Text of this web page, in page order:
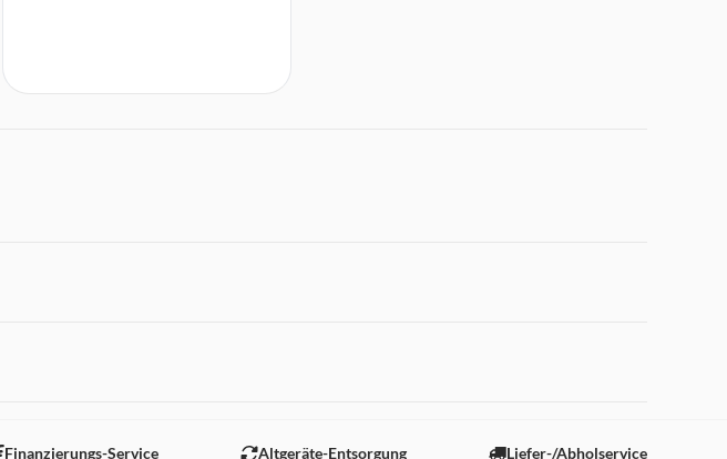
Finanzierungs-Service Altgeräte-Entsorgung Liefer-/Abholservice